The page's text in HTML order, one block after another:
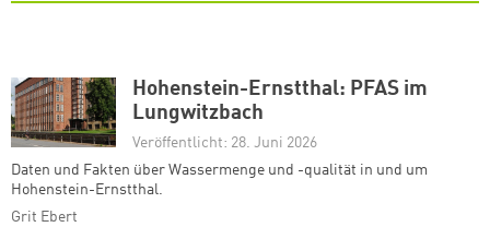
Hohenstein-Ernstthal: PFAS im
Lungwitzbach
Veröffentlicht: 28. Juni 2026
Daten und Fakten über Wassermenge und -qualität in und um
Hohenstein-Ernstthal.
Grit Ebert